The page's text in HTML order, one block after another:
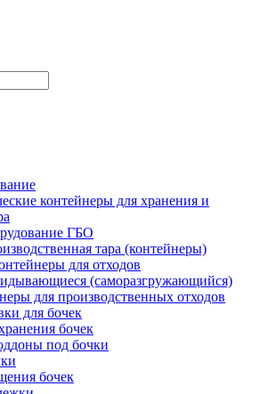
контейнеры для хранения и
ГБО
тара (контейнеры)
для отходов
(саморазгружающийся)
для производственных отходов
для бочек
бочек
под бочки
бочек